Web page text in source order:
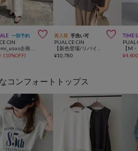
一部予約 
CIN
(10%OFF)
再入荷 手洗い可 
PUAL CE CIN
¥10,780
TIME
PUAL
¥
コンフォートトップス